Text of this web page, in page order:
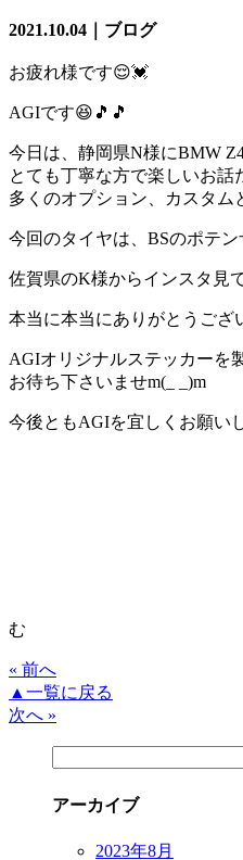
2021.10.04｜ブログ
お疲れ様です😌💓
AGIです😆🎵🎵
今日は、静岡県N様にBMW
とても丁寧な方で楽しいお話
多くのオプション、カスタム
今回のタイヤは、BSのポテ
佐賀県のK様からインスタ見
本当に本当にありがとうござ
AGIオリジナルステッカーを
お待ち下さいませm(_ _)m
今後ともAGIを宜しくお願い
む
« 前へ
▲一覧に戻る
次へ »
アーカイブ
2023年8月